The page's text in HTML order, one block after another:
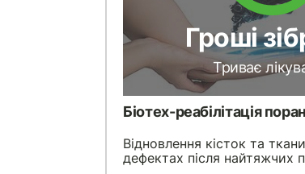
Гроші
Триває
Біотех-реабілітація
Відновлення кісток та
дефектах після найтяжчих